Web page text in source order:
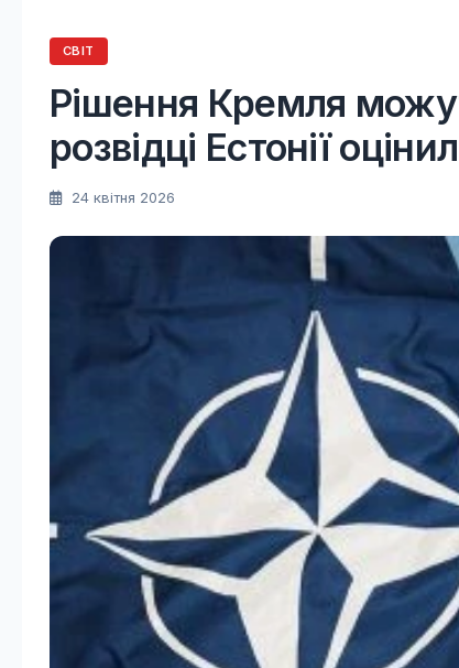
СВІТ
Рішення Кремля
розвідці Естонії
24 квітня 2026